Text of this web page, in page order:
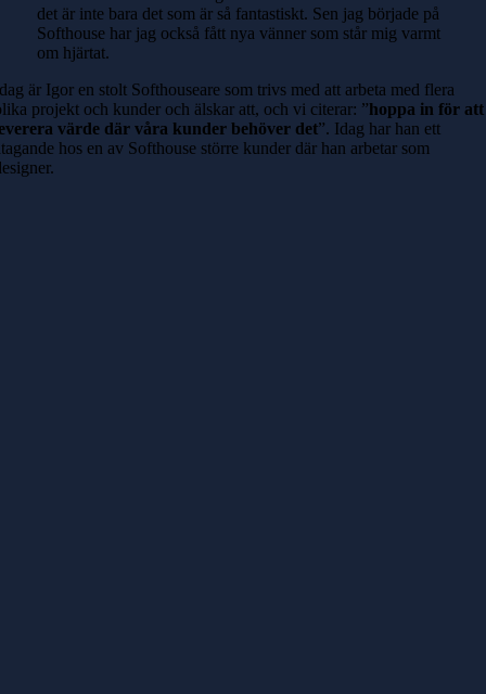
det är inte bara det som är så fantastiskt. Sen jag började på
Softhouse har jag också fått nya vänner som står mig varmt
om hjärtat.
är Igor en stolt Softhouseare som trivs med att arbeta med flera
projekt och kunder och älskar att, och vi citerar: ”hoppa in för att
värde där våra kunder behöver det”. Idag har han ett
hos en av Softhouse större kunder där han arbetar som